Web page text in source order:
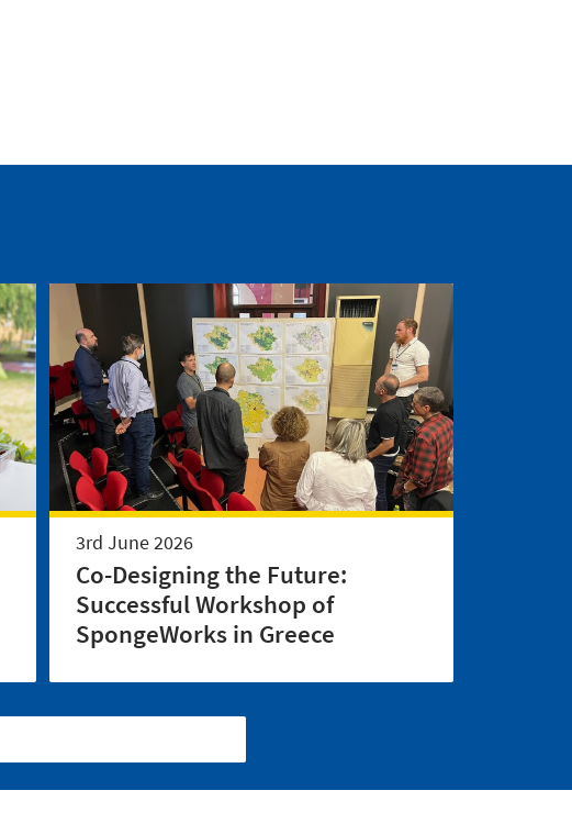
3rd June 2026
Co-Designing the Future:
Successful Workshop of
SpongeWorks in Greece